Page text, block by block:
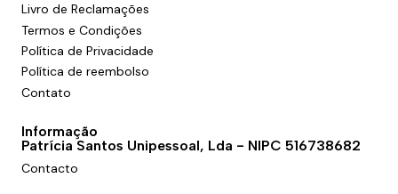
Livro de Reclamações
Termos e Condições
Política de Privacidade
Política de reembolso
Contato
Informação
Patrícia Santos Unipessoal, Lda - NIPC 516738682
Contacto